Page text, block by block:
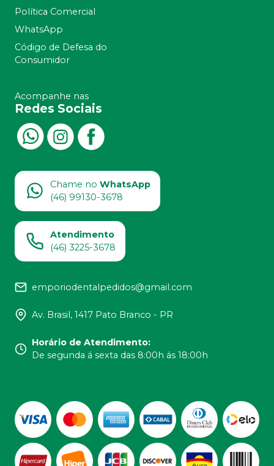
Política Comercial
WhatsApp
Código de Defesa do
Consumidor
Acompanhe nas
Redes Sociais
Chame no WhatsApp
(46) 99130-3678
Atendimento
(46) 3225-3678
emporiodentalpedidos@gmail.com
Av. Brasil, 1417 Pato Branco - PR
Horário de Atendimento:
De segunda á sexta das 8:00h ás 18:00h